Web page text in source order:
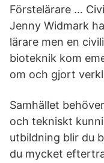
Förstelärare …
Jenny Widmark
lärare men en
bioteknik kom
om och gjort
Samhället
och tekniskt
utbildning blir du
du mycket